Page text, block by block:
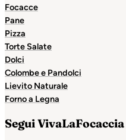
Focacce
Pane
Pizza
Torte Salate
Dolci
Colombe e Pandolci
Lievito Naturale
Forno a Legna
Segui VivaLaFocaccia